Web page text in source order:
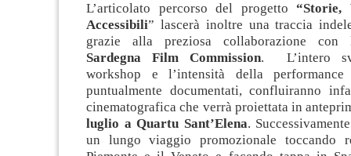
L’articolato percorso del progetto“Storie,
Accessibili” lascerà inoltre una traccia
grazie alla preziosa collaborazione
Sardegna Film Commission. L’intero
workshop e l’intensità della
puntualmente documentati, confluiranno
cinematografica che verrà proiettata in
luglio a Quartu Sant’Elena.
un lungo viaggio promozionale toccando